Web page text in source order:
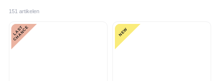
151 artikelen
L
A
S
T
C
H
A
N
C
E NEW